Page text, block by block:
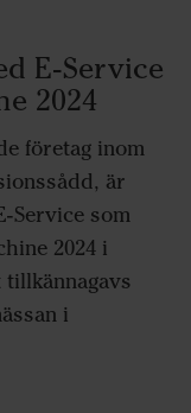
E-Service
2024
företag inom
är
Service som
2024 i
i